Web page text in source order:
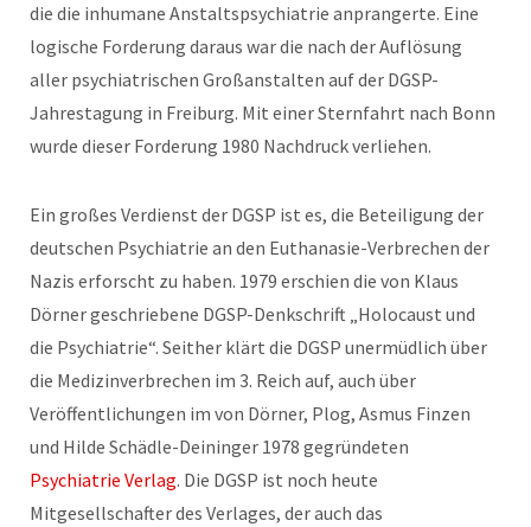
die die inhumane Anstaltspsychiatrie anprangerte. Eine
logische Forderung daraus war die nach der Auflösung
aller psychiatrischen Großanstalten auf der DGSP-
Jahrestagung in Freiburg. Mit einer Sternfahrt nach Bonn
wurde dieser Forderung 1980 Nachdruck verliehen.
Ein großes Verdienst der DGSP ist es, die Beteiligung der
deutschen Psychiatrie an den Euthanasie-Verbrechen der
Nazis erforscht zu haben. 1979 erschien die von Klaus
Dörner geschriebene DGSP-Denkschrift „Holocaust und
die Psychiatrie“. Seither klärt die DGSP unermüdlich über
die Medizinverbrechen im 3. Reich auf, auch über
Veröffentlichungen im von Dörner, Plog, Asmus Finzen
und Hilde Schädle-Deininger 1978 gegründeten
Psychiatrie Verlag. Die DGSP ist noch heute
Mitgesellschafter des Verlages, der auch das